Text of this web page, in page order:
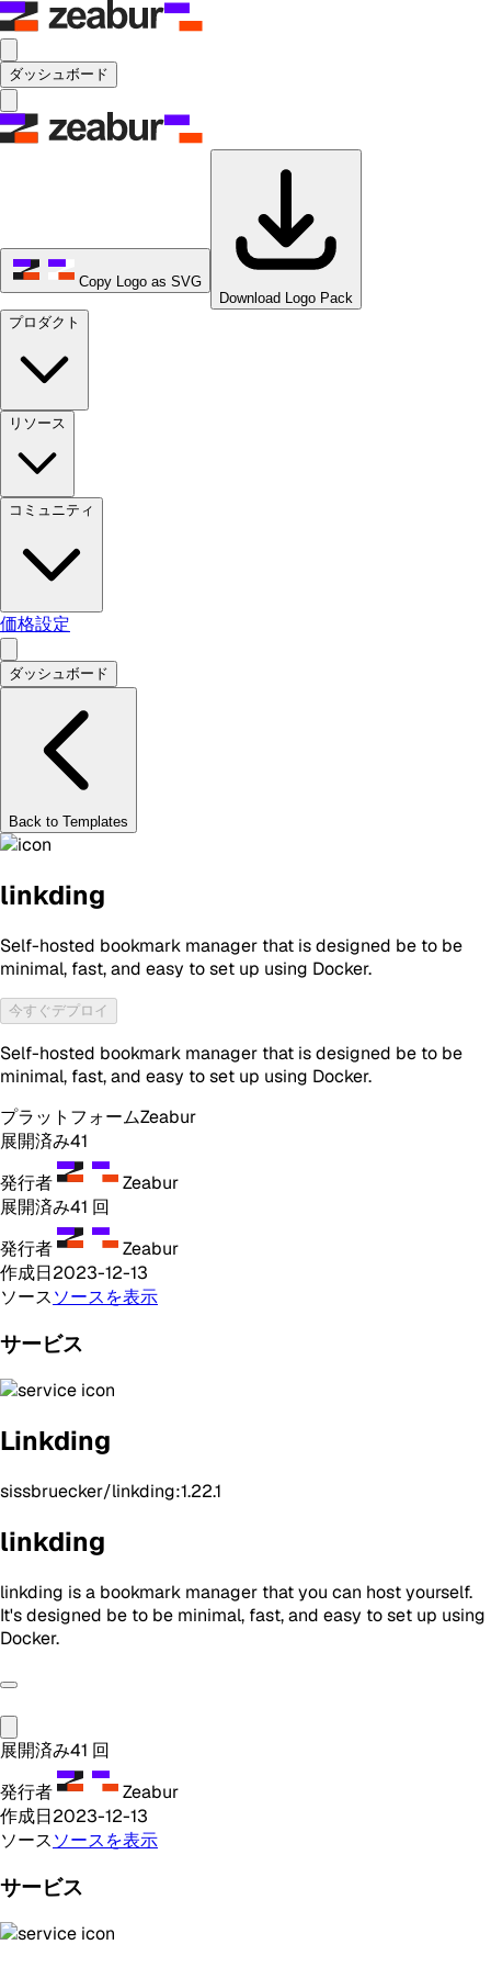
ダッシュボード
Copy Logo as SVG
Download Logo Pack
プロダクト
リソース
コミュニティ
価格設定
ダッシュボード
Back to Templates
linkding
Self-hosted bookmark manager that is designed be to be
minimal, fast, and easy to set up using Docker.
今すぐデプロイ
Self-hosted bookmark manager that is designed be to be
minimal, fast, and easy to set up using Docker.
プラットフォームZeabur
展開済み41
発行者
Zeabur
展開済み41 回
発行者
Zeabur
作成日2023-12-13
ソースソースを表示
サービス
Linkding
sissbruecker/linkding:1.22.1
linkding
linkding is a bookmark manager that you can host yourself.
It's designed be to be minimal, fast, and easy to set up using
Docker.
展開済み41 回
発行者
Zeabur
作成日2023-12-13
ソースソースを表示
サービス